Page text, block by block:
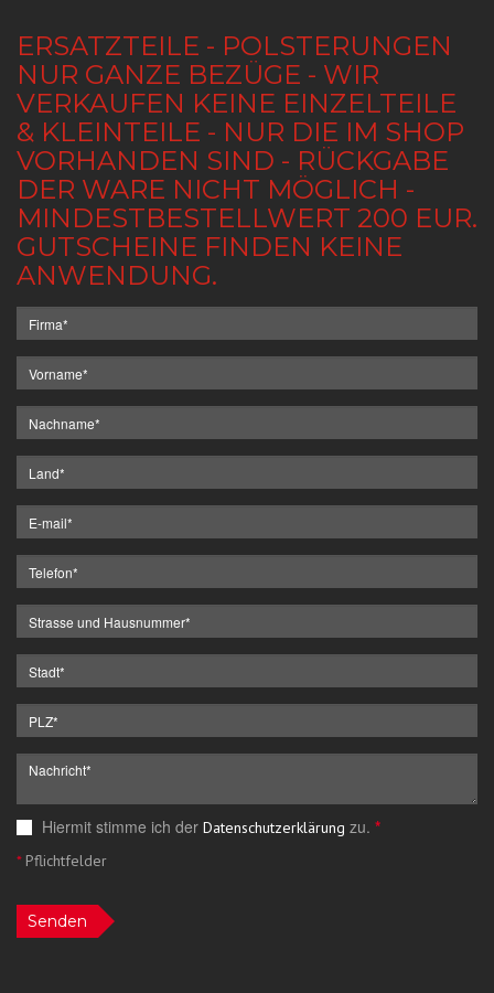
ERSATZTEILE - POLSTERUNGEN
NUR GANZE BEZÜGE - WIR
VERKAUFEN KEINE EINZELTEILE
& KLEINTEILE - NUR DIE IM SHOP
VORHANDEN SIND - RÜCKGABE
DER WARE NICHT MÖGLICH -
MINDESTBESTELLWERT 200 EUR.
GUTSCHEINE FINDEN KEINE
ANWENDUNG.
Hiermit stimme ich der Datenschutzerklärung zu. *
*Pflichtfelder
Senden